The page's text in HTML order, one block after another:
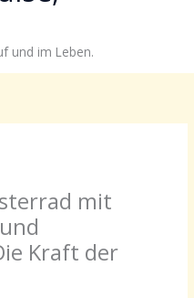
und im Leben.
mit
Kraft der